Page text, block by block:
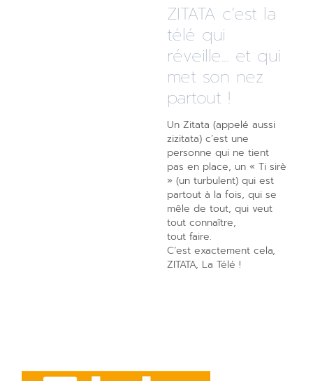
ZITATA c’est la
télé qui
réveille... et qui
met son nez
partout !
Un Zitata (appelé aussi
zizitata) c’est une
personne qui ne tient
pas en place, un « Ti sirè
» (un turbulent) qui est
partout à la fois, qui se
mêle de tout, qui veut
tout connaître,
tout faire.
C’est exactement cela,
ZITATA, La Télé !